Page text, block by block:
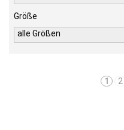
Größe
alle Größen
1 2